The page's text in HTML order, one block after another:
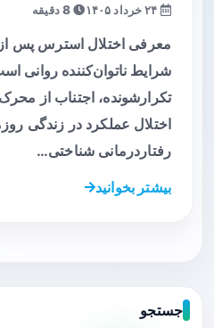
8 دقیقه
شرایط ناتوان‌کننده روانی
تکرارشونده، اجتناب از
اختلال عملکرد در زندگی
رفتاردرمانی شناختی…
بیشتر بخوانید
جستجو